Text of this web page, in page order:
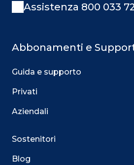
Assistenza 800 033
Abbonamenti e
Guida e supporto
Privati
Aziendali
Sostenitori
Blog